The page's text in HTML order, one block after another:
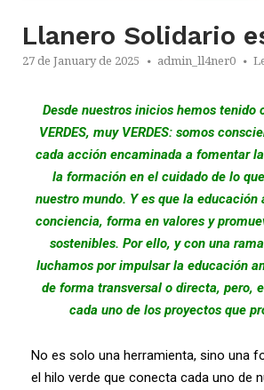
Llanero Solidario
27 de January de 2025 admin_ll4ner0
Desde nuestros inicios hemos tenido
VERDES, muy VERDES: somos
cada acción encaminada a fomentar
la formación en el cuidado de lo
nuestro mundo. Y es que la educación
conciencia, forma en valores y
sostenibles. Por ello, y con una
luchamos por impulsar la educación
de forma transversal o directa, pero,
cada uno de los proyectos que
No es solo una herramienta, sino una
el hilo verde que conecta cada uno de